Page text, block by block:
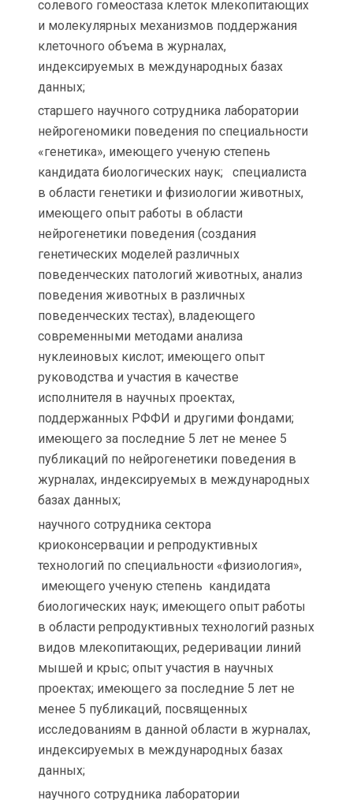
солевого гомеостаза клеток млекопитающих
и молекулярных механизмов поддержания
клеточного объема в журналах,
индексируемых в международных базах
данных;
старшего научного сотрудника лаборатории
нейрогеномики поведения по специальности
«генетика», имеющего ученую степень
кандидата биологических наук; специалиста
в области генетики и физиологии животных,
имеющего опыт работы в области
нейрогенетики поведения (создания
генетических моделей различных
поведенческих патологий животных, анализ
поведения животных в различных
поведенческих тестах), владеющего
современными методами анализа
нуклеиновых кислот; имеющего опыт
руководства и участия в качестве
исполнителя в научных проектах,
поддержанных РФФИ и другими фондами;
имеющего за последние 5 лет не менее 5
публикаций по нейрогенетики поведения в
журналах, индексируемых в международных
базах данных;
научного сотрудника сектора
криоконсервации и репродуктивных
технологий по специальности «физиология»,
имеющего ученую степень кандидата
биологических наук; имеющего опыт работы
в области репродуктивных технологий разных
видов млекопитающих, редеривации линий
мышей и крыс; опыт участия в научных
проектах; имеющего за последние 5 лет не
менее 5 публикаций, посвященных
исследованиям в данной области в журналах,
индексируемых в международных базах
данных;
научного сотрудника лаборатории